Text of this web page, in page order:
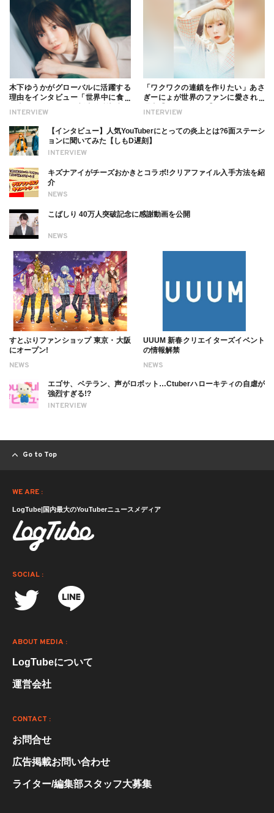
INTERVIEW
木下ゆうかがグローバルに活躍する
理由をインタビュー「世界中に食べ
ついても
INTERVIEW
「ワクワクの連鎖を作りたい」あさ
ぎーにょが世界のファンに愛される
INTERVIEW
【インタビュー】人気YouTuberにとっての炎上とは?6面ステーシ
ョンに聞いてみた【しもD遅刻】
NEWS
キズナアイがチーズおかきとコラボ!クリアファイル入手方法を紹
介
NEWS
こばしり 40万人突破記念に感謝動画を公開
NEWS
すとぷりファンショップ 東京・大阪
にオープン!
NEWS
UUUM 新春クリエイターズイベント
の情報解禁
INTERVIEW
エゴサ、ベテラン、声がロボット…Ctuberハローキティの自虐が
強烈すぎる!?
Go to Top
WE ARE :
LogTube|国内最大のYouTuberニュースメディア
SOCIAL :
ABOUT MEDIA :
LogTubeについて
運営会社
CONTACT :
お問合せ
広告掲載お問い合わせ
ライター/編集部スタッフ大募集